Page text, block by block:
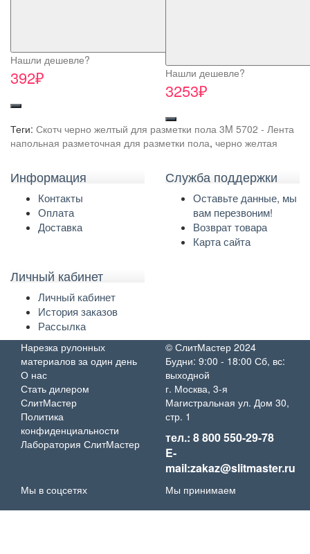
Нашли дешевле?
392₽ Нашли дешевле?
3253₽
Теги: Скотч черно желтый для разметки пола 3M 5702 - Лента
напольная разметочная для разметки пола, черно желтая
Информация
Контакты
Оплата
Доставка
Служба поддержки
Оставьте данные, мы
вам перезвоним!
Возврат товара
Карта сайта
Личный кабинет
Личный кабинет
История заказов
Рассылка
Нарезка рулонных
материалов за один день
О нас
Стать дилером
СлитМастер
Политика
конфиденциальности
Лаборатория СлитМастер
© СлитМастер 2024
Будни: 9:00 - 18:00 Сб, вс:
выходной
г. Москва, 3-я
Магистральная ул. Дом 30,
стр. 1
тел.: 8 800 550-29-78
E-
mail:zakaz@slitmaster.ru
Мы в соцсетях Мы принимаем